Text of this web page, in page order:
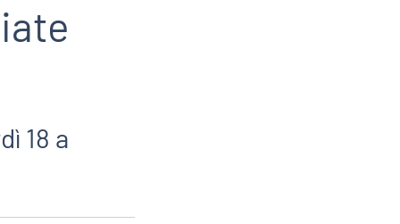
18 a